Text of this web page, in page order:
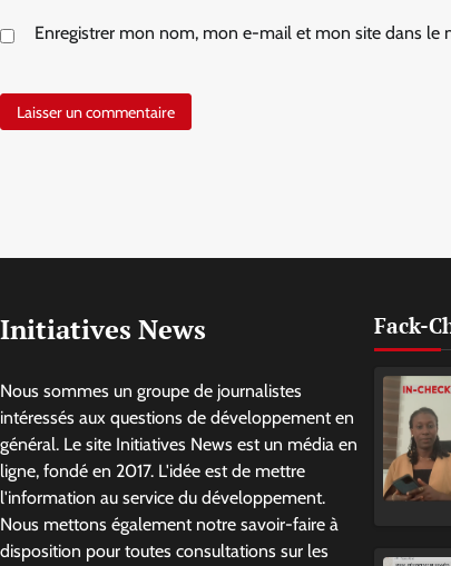
Enregistrer mon nom, mon e-mail et mon site dans le
Initiatives News
Nous sommes un groupe de journalistes
intéressés aux questions de développement en
général. Le site Initiatives News est un média en
ligne, fondé en 2017. L'idée est de mettre
l'information au service du développement.
Nous mettons également notre savoir-faire à
disposition pour toutes consultations sur les
Fack-